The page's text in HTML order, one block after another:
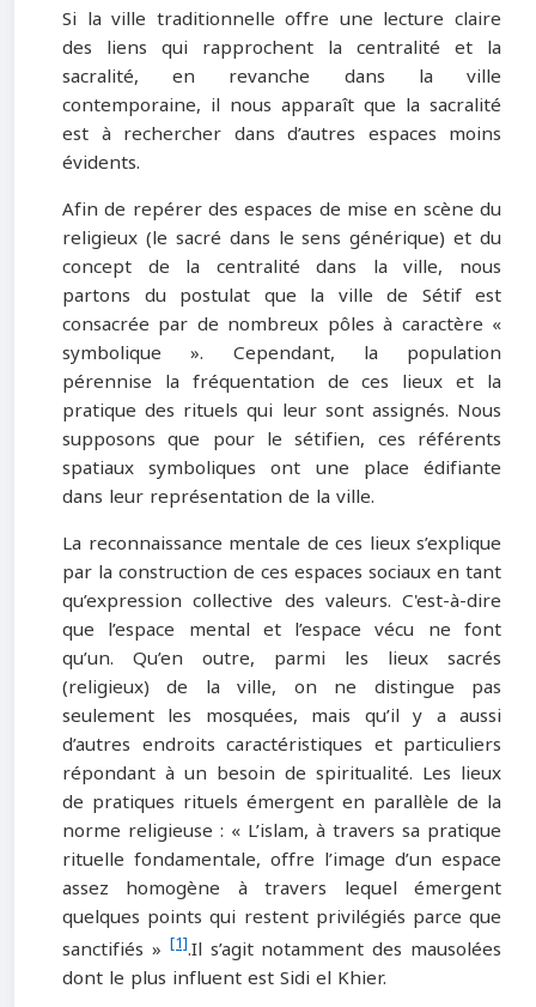
Si la ville traditionnelle offre une lecture claire
des liens qui rapprochent la centralité et la
sacralité, en revanche dans la ville
contemporaine, il nous apparaît que la sacralité
est à rechercher dans d’autres espaces moins
évidents.
Afin de repérer des espaces de mise en scène du
religieux (le sacré dans le sens générique) et du
concept de la centralité dans la ville, nous
partons du postulat que la ville de Sétif est
consacrée par de nombreux pôles à caractère «
symbolique ». Cependant, la population
pérennise la fréquentation de ces lieux et la
pratique des rituels qui leur sont assignés. Nous
supposons que pour le sétifien, ces référents
spatiaux symboliques ont une place édifiante
dans leur représentation de la ville.
La reconnaissance mentale de ces lieux s’explique
par la construction de ces espaces sociaux en tant
qu’expression collective des valeurs. C'est-à-dire
que l’espace mental et l’espace vécu ne font
qu’un. Qu’en outre, parmi les lieux sacrés
(religieux) de la ville, on ne distingue pas
seulement les mosquées, mais qu’il y a aussi
d’autres endroits caractéristiques et particuliers
répondant à un besoin de spiritualité. Les lieux
de pratiques rituels émergent en parallèle de la
norme religieuse : « L’islam, à travers sa pratique
rituelle fondamentale, offre l’image d’un espace
assez homogène à travers lequel émergent
quelques points qui restent privilégiés parce que
sanctifiés » [1].Il s’agit notamment des mausolées
dont le plus influent est Sidi el Khier.